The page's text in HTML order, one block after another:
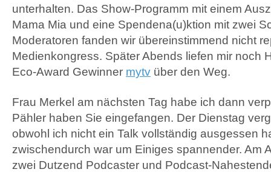
unterhalten. Das Show-Programm mit einem
Mama Mia und eine Spendena(u)ktion mit zwei
Moderatoren fanden wir übereinstimmend nicht
Medienkongress. Später Abends liefen mir noch
Eco-Award Gewinner mytv über den Weg.
Frau Merkel am nächsten Tag habe ich dann
Pähler haben Sie eingefangen. Der Dienstag
obwohl ich nicht ein Talk vollständig ausgessen
zwischendurch war um Einiges spannender. Am
zwei Dutzend Podcaster und Podcast-